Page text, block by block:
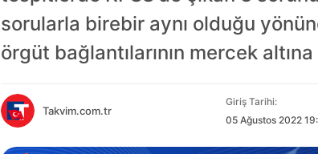
sorularla birebir aynı olduğu
örgüt bağlantılarının mercek altına
Takvim.com.tr
Giriş Tarihi:
05 Ağustos 2022